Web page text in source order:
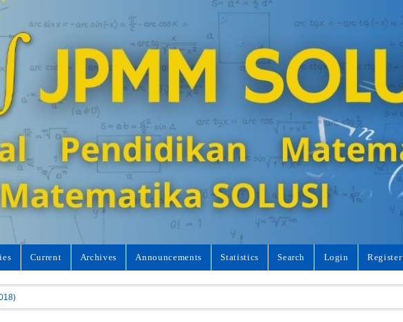
Current Archives Announcements Statistics Search Login Register